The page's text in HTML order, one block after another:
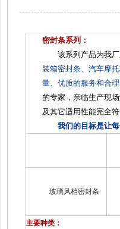
密封条系列：
该系列产品为我厂
装箱密封条、汽车摩
量、优质的服务和合
的专家，亲临生产现
及其它适用性能完全
我们的目标是让
玻璃风档密封条
主要种类：